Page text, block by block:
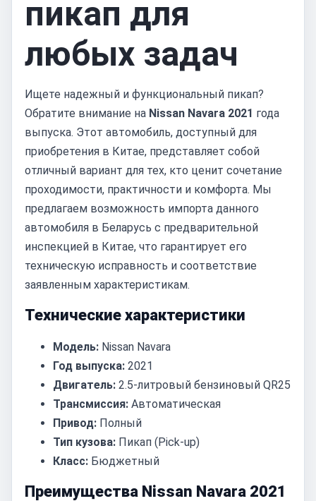
пикап для
любых задач
Ищете надежный и функциональный пикап?
Обратите внимание на Nissan Navara 2021 года
выпуска. Этот автомобиль, доступный для
приобретения в Китае, представляет собой
отличный вариант для тех, кто ценит сочетание
проходимости, практичности и комфорта. Мы
предлагаем возможность импорта данного
автомобиля в Беларусь с предварительной
инспекцией в Китае, что гарантирует его
техническую исправность и соответствие
заявленным характеристикам.
Технические характеристики
Модель: Nissan Navara
Год выпуска: 2021
Двигатель: 2.5-литровый бензиновый QR25
Трансмиссия: Автоматическая
Привод: Полный
Тип кузова: Пикап (Pick-up)
Класс: Бюджетный
Преимущества Nissan Navara 2021